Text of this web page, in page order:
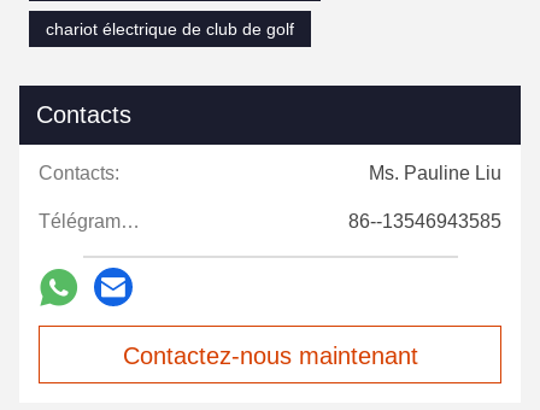
chariot électrique de club de golf
Contacts
Contacts: Ms. Pauline Liu
Télégramme: 86--13546943585
Contactez-nous maintenant